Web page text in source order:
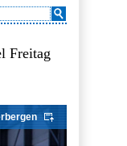
Freitag